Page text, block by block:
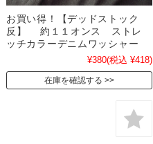
お買い得！【デッドストック
反】 約１１オンス ストレ
ッチカラーデニムワッシャー
¥380(税込 ¥418)
在庫を確認する